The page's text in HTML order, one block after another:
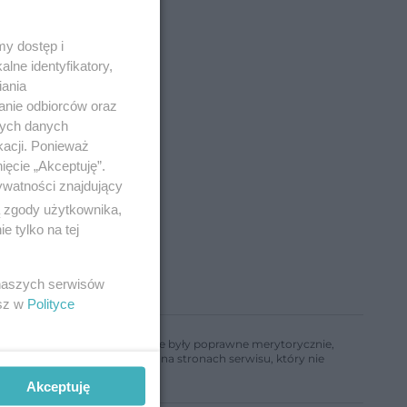
informacje w nim zawarte były poprawne merytorycznie,
informacji zamieszczonych na stronach serwisu, który nie
dostęp i
identyfikatory,
odbiorców oraz
danych
Ponieważ
„Akceptuję”.
znajdujący
użytkownika,
tylko na tej
serwisów
w Polityce
Akceptuję